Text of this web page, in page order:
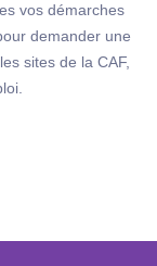
vos démarches
demander une
sites de la CAF,